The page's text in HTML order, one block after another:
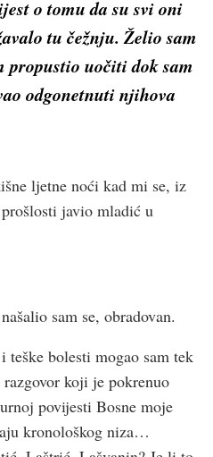
o tomu da su svi oni
tu čežnju. Želio sam
propustio uočiti dok sam
odgonetnuti njihova
ljetne noći kad mi se, iz
javio mladić u
sam se, obradovan.
teške bolesti mogao sam tek
koji je pokrenuo
povijesti Bosne moje
kronološkog niza…